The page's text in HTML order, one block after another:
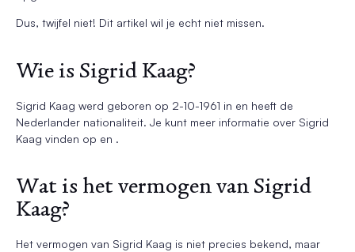
Dus, twijfel niet! Dit artikel wil je echt niet missen.
Wie is Sigrid Kaag?
Sigrid Kaag werd geboren op 2-10-1961 in en heeft de
Nederlander nationaliteit. Je kunt meer informatie over Sigrid
Kaag vinden op en .
Wat is het vermogen van Sigrid
Kaag?
Het vermogen van Sigrid Kaag is niet precies bekend, maar